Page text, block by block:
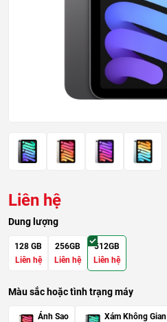
Liên hệ
Dung lượng
128 GB
Liên hệ
256GB
Liên hệ
512GB
Liên hệ
Màu sắc hoặc tình trạng máy
Ánh Sao
Xám Không Gian